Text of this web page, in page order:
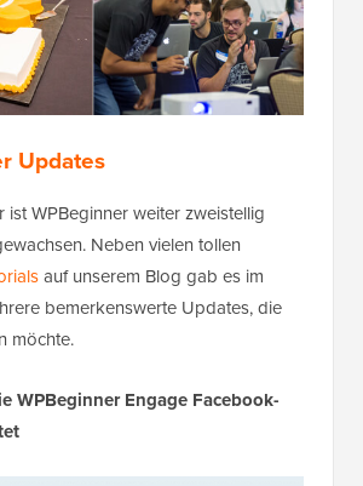
Updates
ist WPBeginner weiter zweistellig
Neben vielen tollen
auf unserem Blog gab es im
bemerkenswerte Updates, die
möchte.
WPBeginner Engage Facebook-